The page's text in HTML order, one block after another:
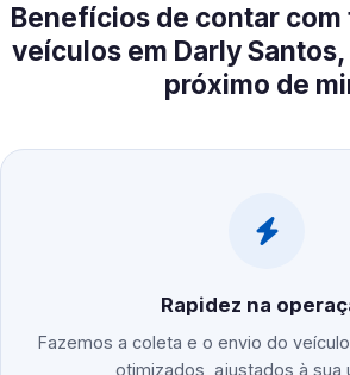
Benefícios de contar
veículos em Darly Santos,
próximo de
Rapidez na
Fazemos a coleta e o envio do
otimizados, ajustados à sua